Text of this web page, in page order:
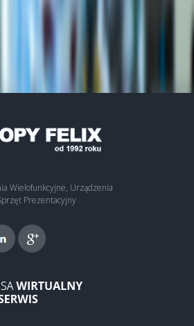
Wielofunkcyjne, Urządzenia
Prezentacyjny